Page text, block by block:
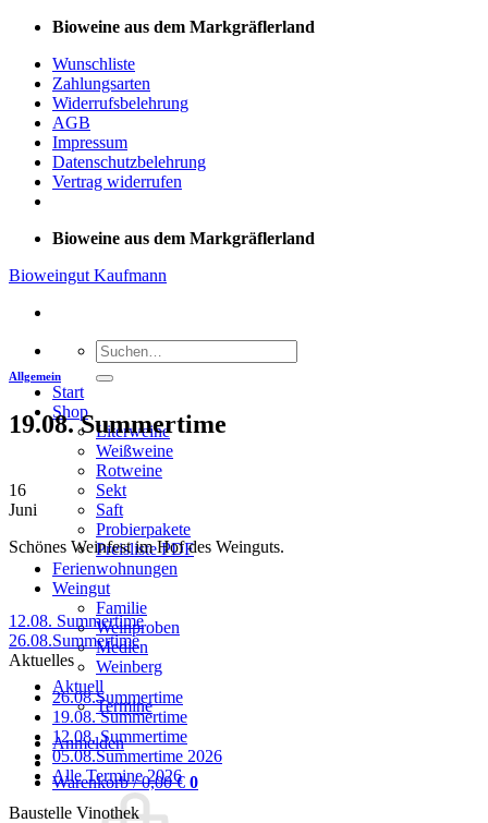
Zum
springen
Bioweine aus dem Markgräflerland
Wunschliste
Zahlungsarten
Widerrufsbelehrung
AGB
Impressum
Datenschutzbelehrung
Vertrag widerrufen
Bioweine aus dem Markgräflerland
Bioweingut Kaufmann
Suchen
nach:
Start
Shop
Literweine
Weißweine
Rotweine
Sekt
Saft
Probierpakete
Preisliste PDF
Ferienwohnungen
Weingut
Familie
Weinproben
Medien
Weinberg
Aktuell
Termine
Anmelden
Warenkorb /0,00€ 0
Allgemein
19.08. Summertime
16
Juni
Schönes Weinfest im Hof des Weinguts.
12.08. Summertime
26.08.Summertime
Aktuelles
26.08.SummertimeKeine
Kommentare
zu
26.08.Summertime
19.08. SummertimeKeine
Kommentare
zu
19.08.
Summertime
12.08. SummertimeKeine
Kommentare
zu
12.08.
05.08.Summertime 2026Keine
Alle Termine 2026Keine
Kommentare
Baustelle Vinothek